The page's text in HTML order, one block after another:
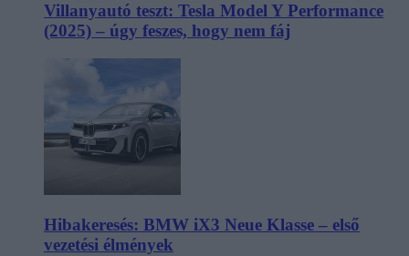
Villanyautó teszt: Tesla Model Y Performance
(2025) – úgy feszes, hogy nem fáj
Hibakeresés: BMW iX3 Neue Klasse – első
vezetési élmények